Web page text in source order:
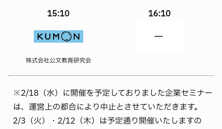
15:10
株式会社公文教育研究会
16:10
※2/18（水）に開催を予定しておりました企業セミナー
は、運営上の都合により中止とさせていただきます。
2/3（火）・2/12（木）は予定通り開催いたしますの